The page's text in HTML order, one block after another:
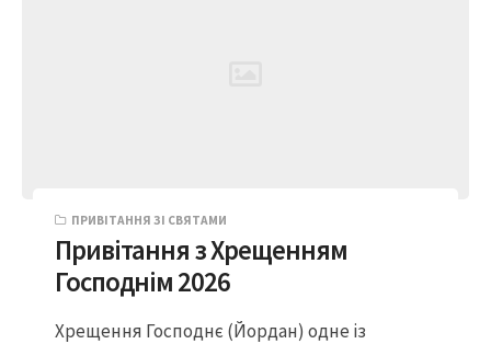
ПРИВІТАННЯ ЗІ СВЯТАМИ
Привітання з Хрещенням
Господнім 2026
Хрещення Господнє (Йордан) одне із